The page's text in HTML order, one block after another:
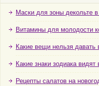
Маски для зоны декольте
Витамины для молодости
Какие вещи нельзя давать
Какие знаки зодиака
Рецепты салатов на